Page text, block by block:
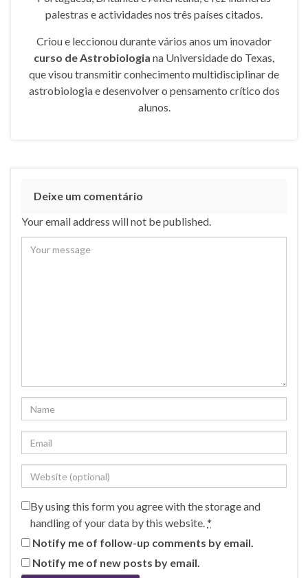
palestras e actividades nos três países citados.
Criou e leccionou durante vários anos um inovador
curso de Astrobiologia na Universidade do Texas,
que visou transmitir conhecimento multidisciplinar de
astrobiologia e desenvolver o pensamento crítico dos
alunos.
Deixe um comentário
Your email address will not be published.
By using this form you agree with the storage and
handling of your data by this website.*
Notify me of follow-up comments by email.
Notify me of new posts by email.